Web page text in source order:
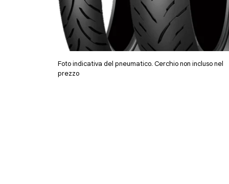
Foto indicativa del pneumatico. Cerchio non incluso nel
prezzo